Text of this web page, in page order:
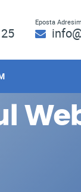
Eposta